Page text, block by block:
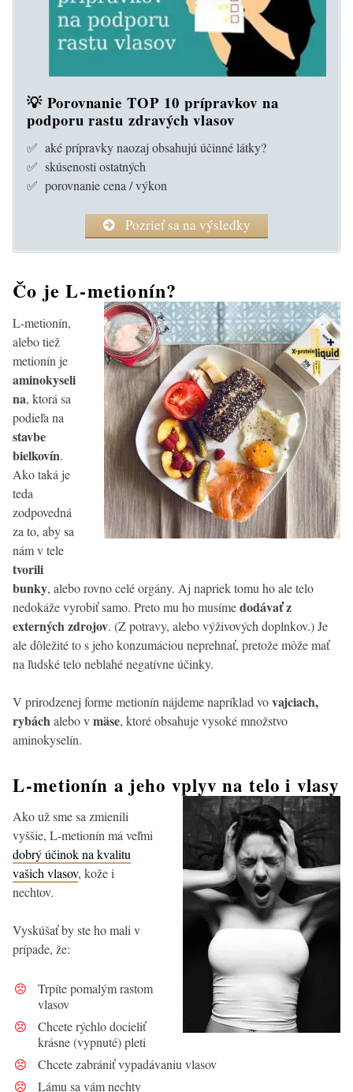
💡 Porovnanie TOP 10 prípravkov na
podporu rastu zdravých vlasov
✅ aké prípravky naozaj obsahujú účinné látky?
✅ skúsenosti ostatných
✅ porovnanie cena / výkon
Pozrieť sa na výsledky
Čo je L-metionín?
L-metionín,
alebo tiež
metionín je
aminokyseli
na, ktorá sa
podieľa na
stavbe
bielkovín.
Ako taká je
teda
zodpovedná
za to, aby sa
nám v tele
tvorili
bunky, alebo rovno celé orgány. Aj napriek tomu ho ale telo
nedokáže vyrobiť samo. Preto mu ho musímedodávať z
externých zdrojov. (Z potravy, alebo výživových doplnkov.) Je
ale dôležité to s jeho konzumáciou neprehnať, pretože môže mať
na ľudské telo neblahé negatívne účinky.
V prirodzenej forme metionín nájdeme napríklad vovajciach,
rybáchalebo vmäse, ktoré obsahuje vysoké množstvo
aminokyselín.
L-metionín a jeho vplyv na telo i vlasy
Ako už sme sa zmienili
vyššie, L-metionín má veľmi
dobrý účinok na kvalitu
vašich vlasov, kože i
nechtov.
Vyskúšať by ste ho mali v
prípade, že:
Trpíte pomalým rastom
vlasov
Chcete rýchlo docieliť
krásne (vypnuté) pleti
Chcete zabrániť vypadávaniu vlasov
Lámu sa vám nechty